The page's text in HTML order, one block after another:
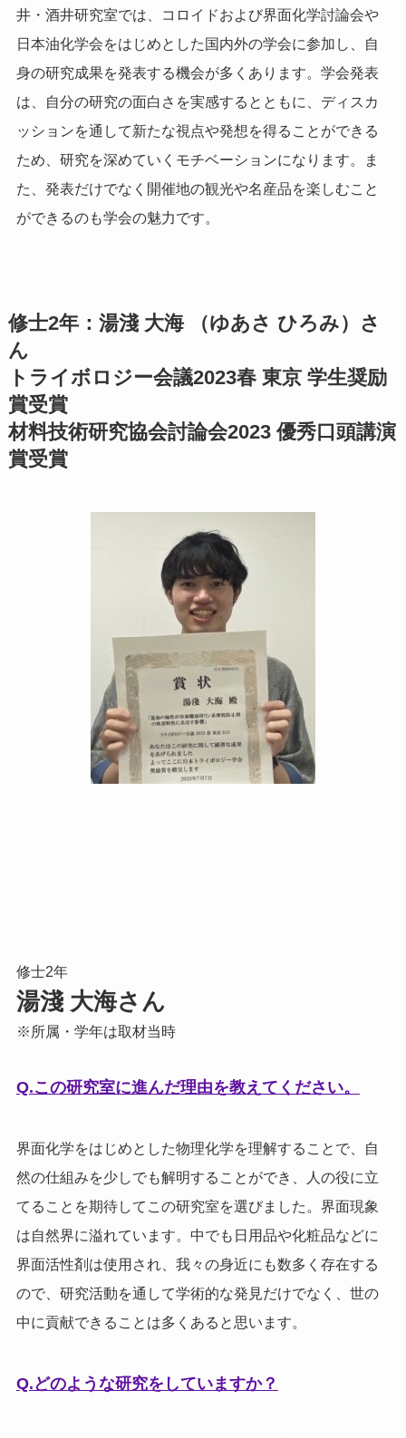
井・酒井研究室では、コロイドおよび界面化学討論会や
日本油化学会をはじめとした国内外の学会に参加し、自
身の研究成果を発表する機会が多くあります。学会発表
は、自分の研究の面白さを実感するとともに、ディスカ
ッションを通して新たな視点や発想を得ることができる
ため、研究を深めていくモチベーションになります。ま
た、発表だけでなく開催地の観光や名産品を楽しむこと
ができるのも学会の魅力です。
修士2年：湯淺 大海 （ゆあさ ひろみ）さ
ん
トライボロジー会議2023春 東京 学生奨励
賞受賞
材料技術研究協会討論会2023 優秀口頭講演
賞受賞
修士2年
湯淺 大海さん
※所属・学年は取材当時
Q.この研究室に進んだ理由を教えてください。
界面化学をはじめとした物理化学を理解することで、自
然の仕組みを少しでも解明することができ、人の役に立
てることを期待してこの研究室を選びました。界面現象
は自然界に溢れています。中でも日用品や化粧品などに
界面活性剤は使用され、我々の身近にも数多く存在する
ので、研究活動を通して学術的な発見だけでなく、世の
中に貢献できることは多くあると思います。
Q.どのような研究をしていますか？